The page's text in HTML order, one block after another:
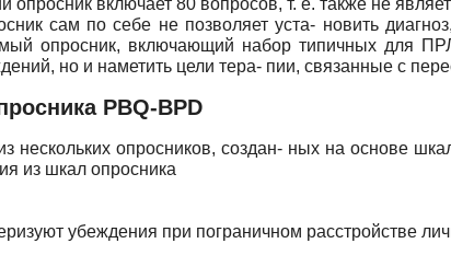
сам по себе не позволяет уста- новить
опросник, включающий набор типичных для
но и наметить цели тера- пии, связанные с
PBQ-BPD
нескольких опросников, создан- ных на основе
из шкал опросника
убеждения при пограничном расстройстве